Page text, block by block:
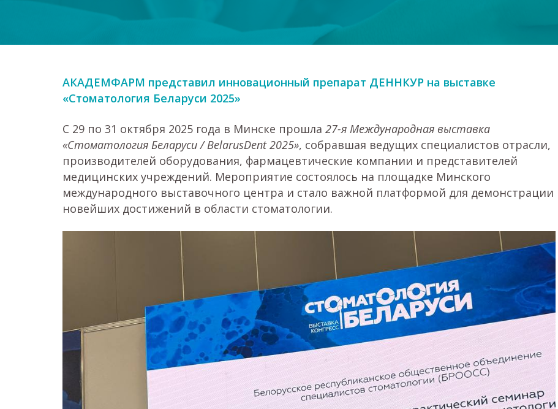
АКАДЕМФАРМ представил инновационный препарат ДЕННКУР на выставке
«Стоматология Беларуси 2025»
С 29 по 31 октября 2025 года в Минске прошла 27-я Международная выставка
«Стоматология Беларуси / BelarusDent 2025», собравшая ведущих специалистов отрасли,
производителей оборудования, фармацевтические компании и представителей
медицинских учреждений. Мероприятие состоялось на площадке Минского
международного выставочного центра и стало важной платформой для демонстрации
новейших достижений в области стоматологии.